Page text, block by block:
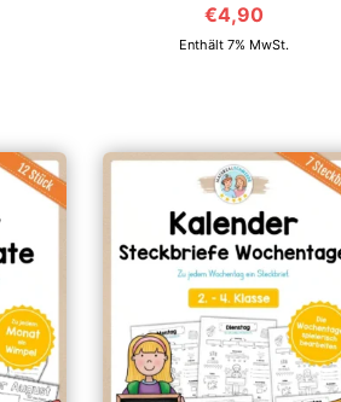
von 5
€4,90
Enthält 7% MwSt.